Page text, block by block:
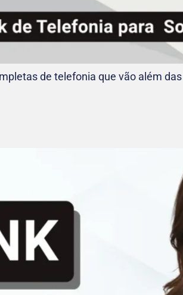
de telefonia que vão além